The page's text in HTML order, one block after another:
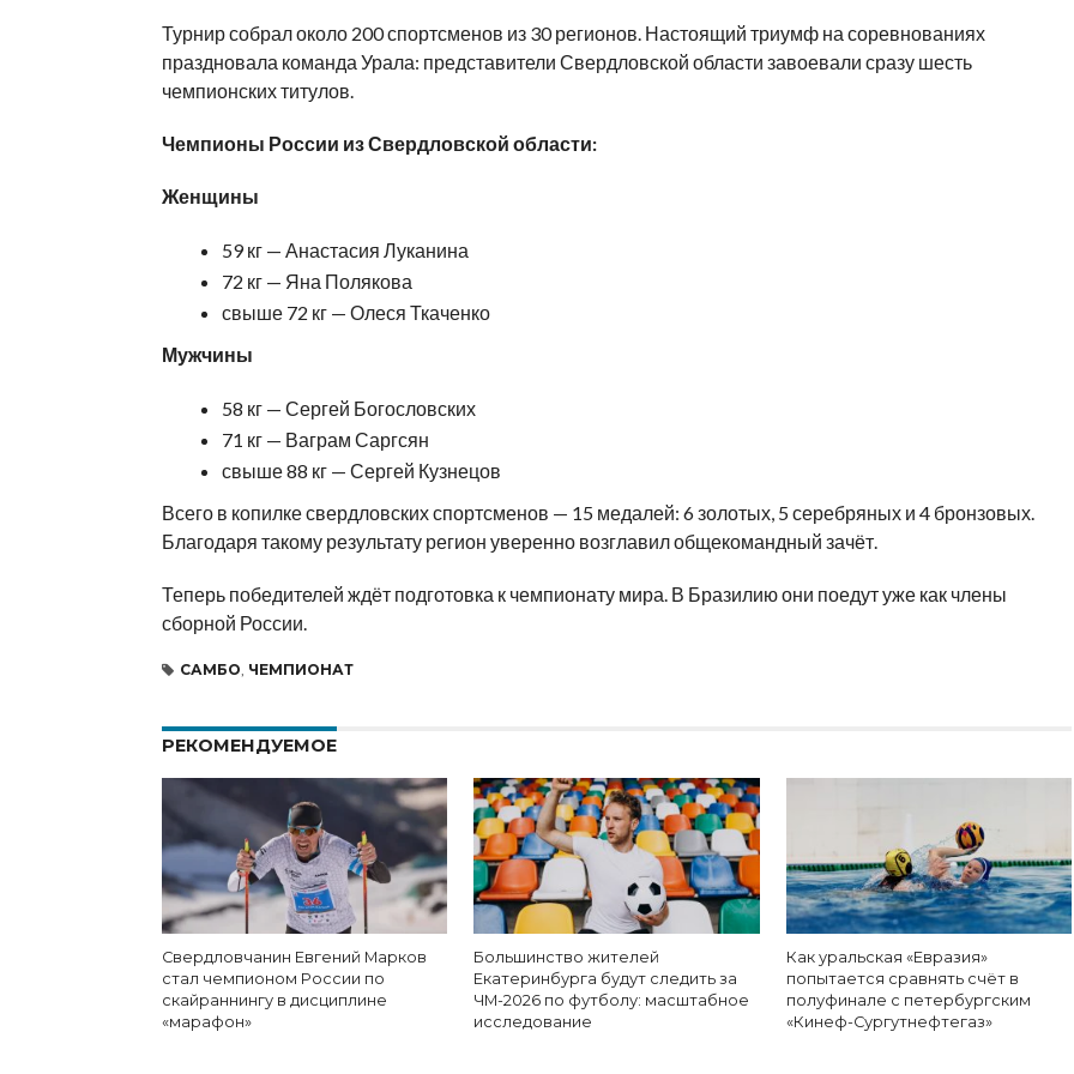
Турнир собрал около 200 спортсменов из 30 регионов. Настоящий триумф на соревнованиях
праздновала команда Урала: представители Свердловской области завоевали сразу шесть
чемпионских титулов.
Чемпионы России из Свердловской области:
Женщины
59 кг — Анастасия Луканина
72 кг — Яна Полякова
свыше 72 кг — Олеся Ткаченко
Мужчины
58 кг — Сергей Богословских
71 кг — Ваграм Саргсян
свыше 88 кг — Сергей Кузнецов
Всего в копилке свердловских спортсменов — 15 медалей: 6 золотых, 5 серебряных и 4 бронзовых.
Благодаря такому результату регион уверенно возглавил общекомандный зачёт.
Теперь победителей ждёт подготовка к чемпионату мира. В Бразилию они поедут уже как члены
сборной России.
САМБО ЧЕМПИОНАТ
РЕКОМЕНДУЕМОЕ
Свердловчанин Евгений Марков
стал чемпионом России по
скайраннингу в дисциплине
«марафон»
Большинство жителей
Екатеринбурга будут следить за
ЧМ-2026 по футболу: масштабное
исследование
Как уральская «Евразия»
попытается сравнять счёт в
полуфинале с петербургским
«Кинеф-Сургутнефтегаз»